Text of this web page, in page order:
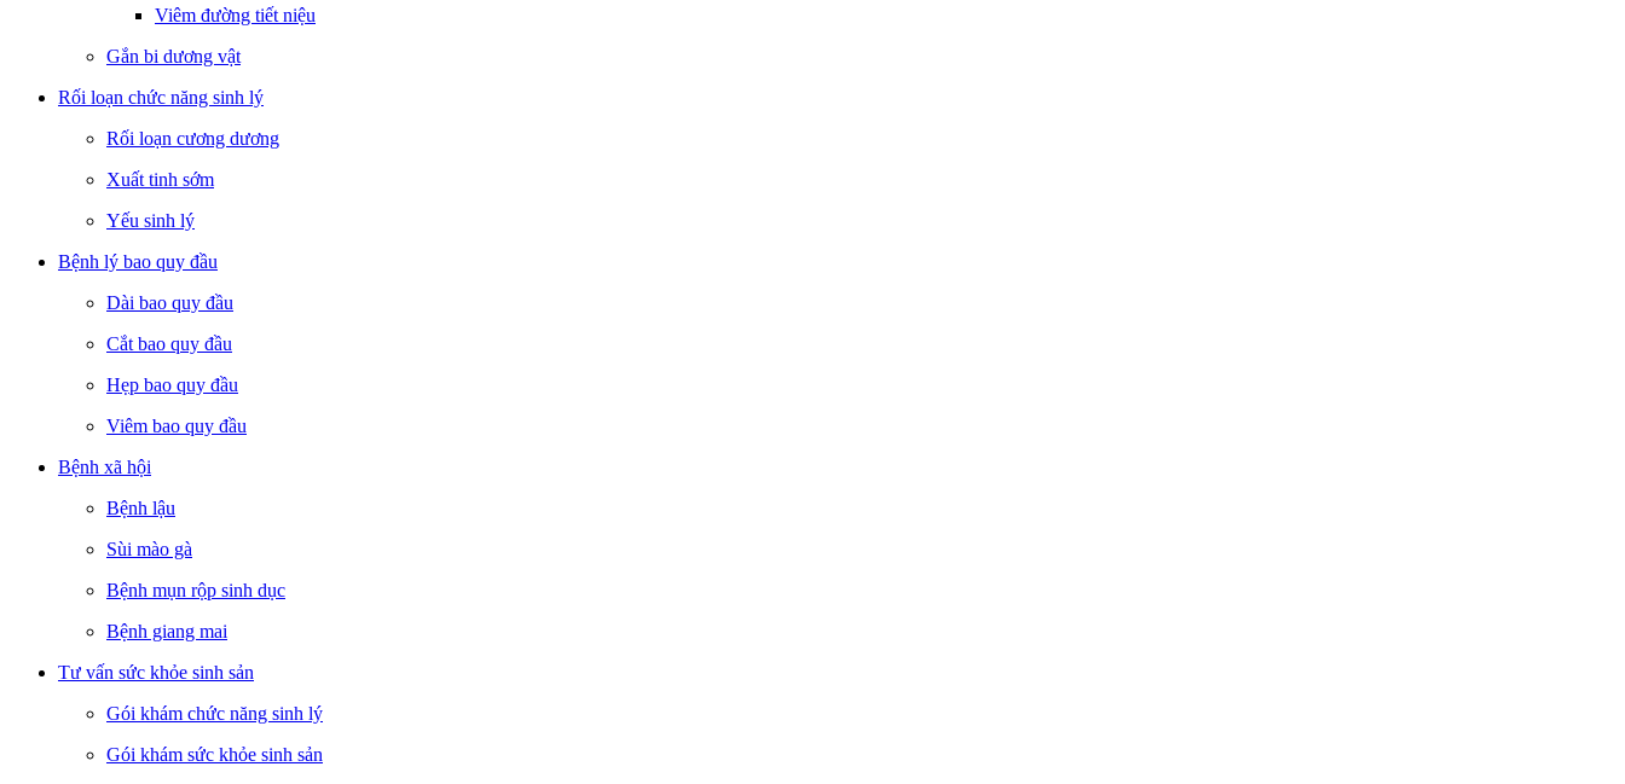
Viêm đường tiết niệu
Gắn bi dương vật
Rối loạn chức năng sinh lý
Rối loạn cương dương
Xuất tinh sớm
Yếu sinh lý
Bệnh lý bao quy đầu
Dài bao quy đầu
Cắt bao quy đầu
Hẹp bao quy đầu
Viêm bao quy đầu
Bệnh xã hội
Bệnh lậu
Sùi mào gà
Bệnh mụn rộp sinh dục
Bệnh giang mai
Tư vấn sức khỏe sinh sản
Gói khám chức năng sinh lý
Gói khám sức khỏe sinh sản